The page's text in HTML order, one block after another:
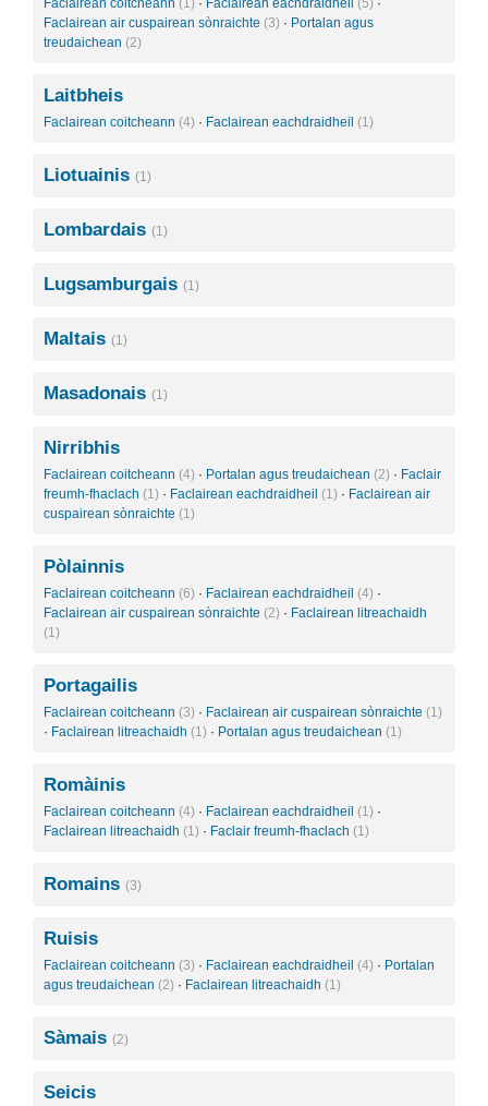
Faclairean coitcheann (1) · Faclairean eachdraidheil (5) ·
Faclairean air cuspairean sònraichte (3) · Portalan agus
treudaichean (2)
Laitbheis
Faclairean coitcheann (4) · Faclairean eachdraidheil (1)
Liotuainis (1)
Lombardais (1)
Lugsamburgais (1)
Maltais (1)
Masadonais (1)
Nirribhis
Faclairean coitcheann (4) · Portalan agus treudaichean (2) · Faclair
freumh-fhaclach (1) · Faclairean eachdraidheil (1) · Faclairean air
cuspairean sònraichte (1)
Pòlainnis
Faclairean coitcheann (6) · Faclairean eachdraidheil (4) ·
Faclairean air cuspairean sònraichte (2) · Faclairean litreachaidh
(1)
Portagailis
Faclairean coitcheann (3) · Faclairean air cuspairean sònraichte (1)
· Faclairean litreachaidh (1) · Portalan agus treudaichean (1)
Romàinis
Faclairean coitcheann (4) · Faclairean eachdraidheil (1) ·
Faclairean litreachaidh (1) · Faclair freumh-fhaclach (1)
Romains (3)
Ruisis
Faclairean coitcheann (3) · Faclairean eachdraidheil (4) · Portalan
agus treudaichean (2) · Faclairean litreachaidh (1)
Sàmais (2)
Seicis